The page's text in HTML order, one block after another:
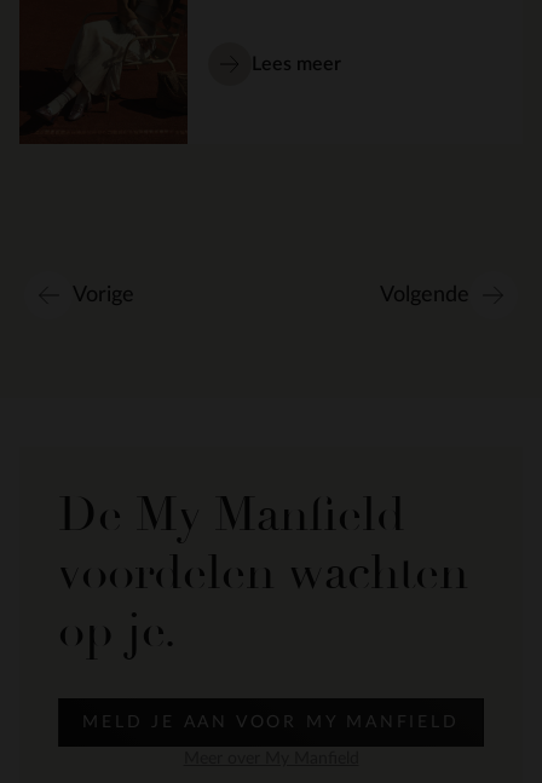
Lees meer
Vorige Volgende
De My Manfield
voordelen wachten
op je.
MELD JE AAN VOOR MY MANFIELD